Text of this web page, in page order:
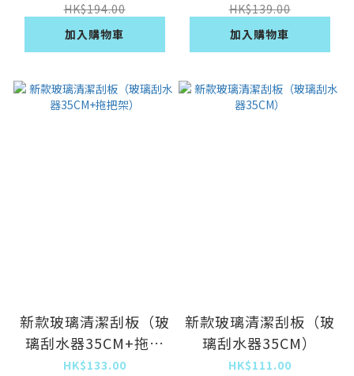
HK$194.00
加入購物車
HK$139.00
加入購物車
新款玻璃清潔刮板（玻
璃刮水器35CM+拖把
架）
HK$133.00
新款玻璃清潔刮板（玻
璃刮水器35CM）
HK$111.00